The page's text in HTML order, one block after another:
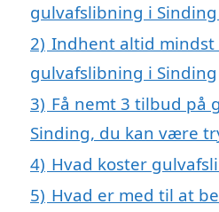
gulvafslibning i
2) Indhent altid mindst
gulvafslibning i Sinding
3) Få nemt 3 tilbud på
Sinding, du kan være
4) Hvad koster
5) Hvad er med til at